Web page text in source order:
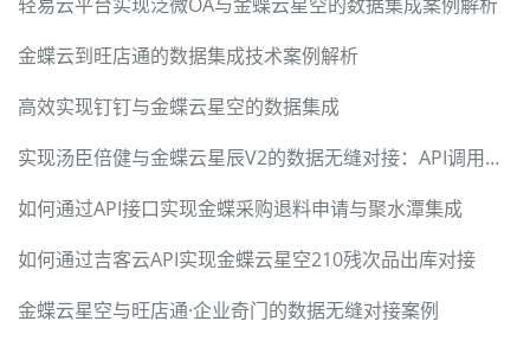
金蝶云到旺店通的数据集成技术案例解析
高效实现钉钉与金蝶云星空的数据集成
实现汤臣倍健与金蝶云星辰V2的数据无缝对接：API调用和数据处理
如何通过API接口实现金蝶采购退料申请与聚水潭集成
如何通过吉客云API实现金蝶云星空210残次品出库对接
金蝶云星空与旺店通·企业奇门的数据无缝对接案例